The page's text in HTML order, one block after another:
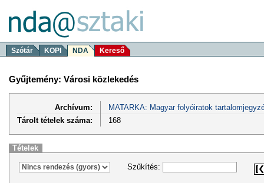
Szótár KOPI NDA Kereső
Gyűjtemény: Városi közlekedés
Archívum:
MATARKA: Magyar folyóiratok
Tárolt tételek száma:
168
Tételek
Szűkítés: